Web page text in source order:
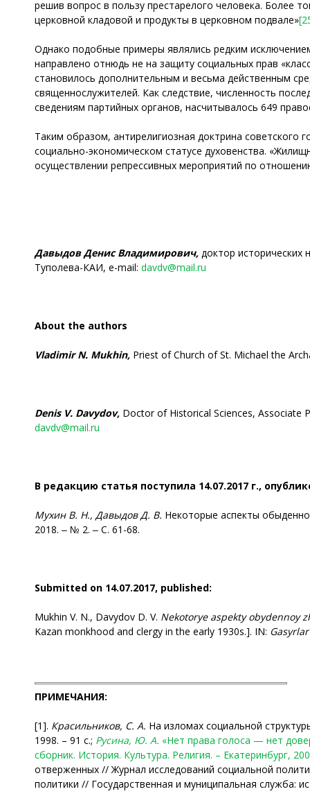
решив вопрос в пользу престарелого человека. Более
церковной кладовой и продукты в церковном подвале»
Однако подобные примеры являлись редким
направлено отнюдь не на защиту социальных прав
становилось дополнительным и весьма действенным
священнослужителей. Как следствие, численность
сведениям партийных органов, насчитывалось 649
Таким образом, антирелигиозная доктрина советского
социально-экономическом статусе духовенства.
осуществлении репрессивных мероприятий по
Давыдов Денис Владимирович, доктор исторических
Туполева-КАИ, e-mail: davdv@mail.ru
About the authors
Vladimir N. Mukhin, Priest of Church of St. Michael the
Denis V. Davydov, Doctor of Historical Sciences, Associate
davdv@mail.ru
В редакцию статья поступила 14.07.2017 г.,
Мухин В. Н., Давыдов Д. В. Некоторые аспекты
2018. ‒ № 2. ‒ С. 61-68.
Submitted on 14.07.2017, published:
Mukhin V. N., Davydov D. V. Nekotorye aspekty obydennoy
Kazan monkhood and clergy in the early 1930s.]. IN:
ПРИМЕЧАНИЯ:
[1]. Красильников, С. А. На изломах социальной
1998. – 91 с.; Русина, Ю. А. «Нет права голоса — нет
сборник. История. Культура. Религия. – Екатеринбург,
отверженных // Журнал исследований социальной
политики // Государственная и муниципальная служба: